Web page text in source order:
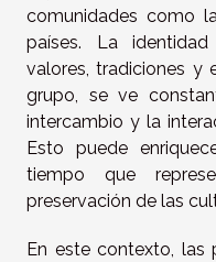
comunidades como
países. La
valores, tradiciones y
grupo, se ve
intercambio y la
Esto puede
tiempo que
preservación de las
En este contexto, las